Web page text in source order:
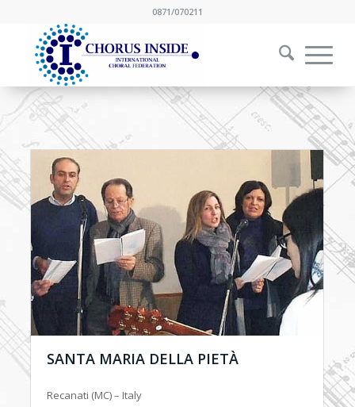
0871/070211
SANTA MARIA DELLA PIETÀ
Recanati (MC) – Italy